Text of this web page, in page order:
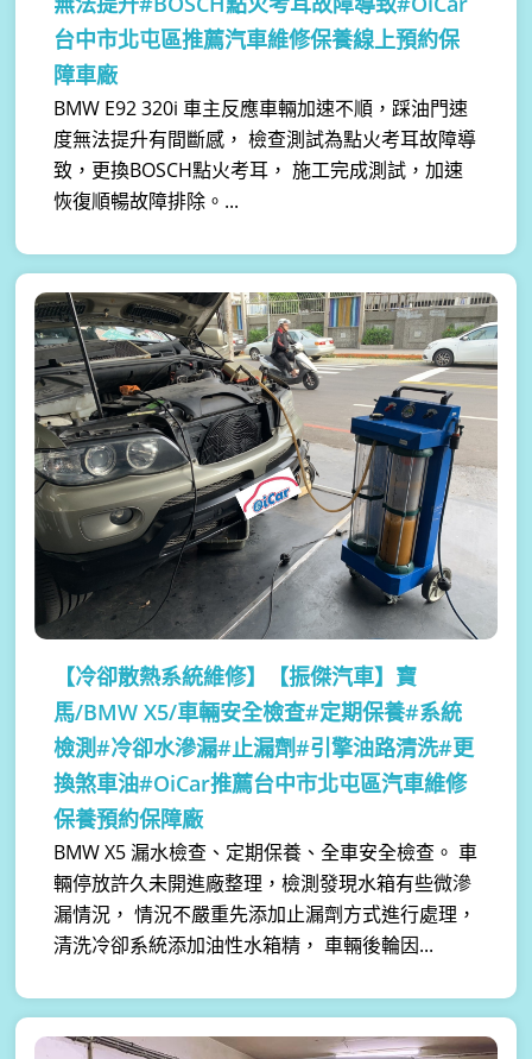
台中市北屯區推薦汽車維修保養線上預約保
障車廠
BMW E92 320i 車主反應車輛加速不順，踩油門速
度無法提升有間斷感， 檢查測試為點火考耳故障導
致，更換BOSCH點火考耳， 施工完成測試，加速
恢復順暢故障排除。...
【冷卻散熱系統維修】
【振傑汽車】寶
馬/BMW X5/車輛安全檢查#定期保養#系統
檢測#冷卻水滲漏#止漏劑#引擎油路清洗#更
換煞車油#OiCar推薦台中市北屯區汽車維修
保養預約保障廠
BMW X5 漏水檢查、定期保養、全車安全檢查。 車
輛停放許久未開進廠整理，檢測發現水箱有些微滲
漏情況， 情況不嚴重先添加止漏劑方式進行處理，
清洗冷卻系統添加油性水箱精， 車輛後輪因...